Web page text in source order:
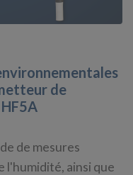
de
de mesures
l'humidité, ainsi que